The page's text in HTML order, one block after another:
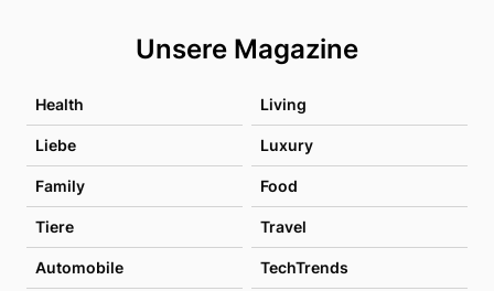
Unsere Magazine
Health Living
Liebe Luxury
Family Food
Tiere Travel
Automobile TechTrends